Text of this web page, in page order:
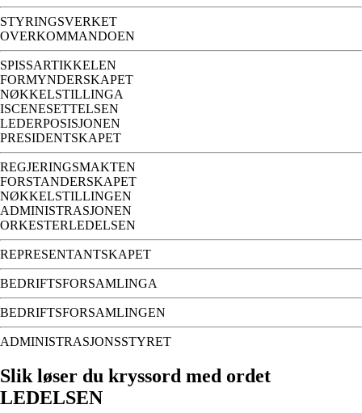
STYRINGSVERKET
OVERKOMMANDOEN
SPISSARTIKKELEN
FORMYNDERSKAPET
NØKKELSTILLINGA
ISCENESETTELSEN
LEDERPOSISJONEN
PRESIDENTSKAPET
REGJERINGSMAKTEN
FORSTANDERSKAPET
NØKKELSTILLINGEN
ADMINISTRASJONEN
ORKESTERLEDELSEN
REPRESENTANTSKAPET
BEDRIFTSFORSAMLINGA
BEDRIFTSFORSAMLINGEN
ADMINISTRASJONSSTYRET
Slik løser du kryssord med ordet
LEDELSEN